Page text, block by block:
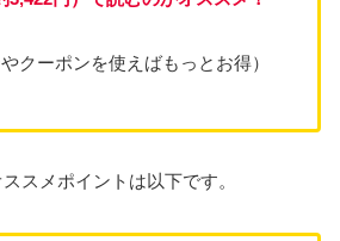
クーポンを使えばもっとお得）
スメポイントは以下です。